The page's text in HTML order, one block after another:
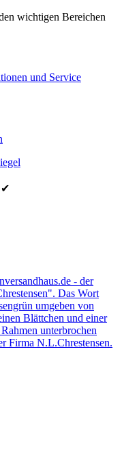
wichtigen Bereichen
und Service
✔